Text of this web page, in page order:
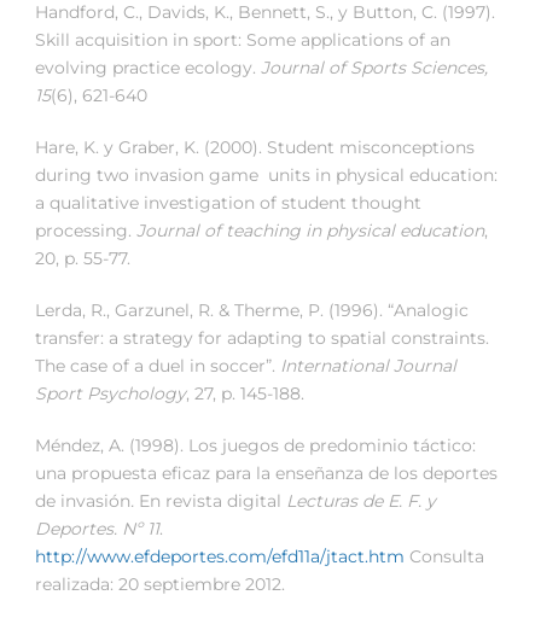
Handford, C., Davids, K., Bennett, S., y Button, C. (1997).
Skill acquisition in sport: Some applications of an
evolving practice ecology. Journal of Sports Sciences,
15(6), 621-640
Hare, K. y Graber, K. (2000). Student misconceptions
during two invasion game units in physical education:
a qualitative investigation of student thought
processing. Journal of teaching in physical education,
20, p. 55-77.
Lerda, R., Garzunel, R. & Therme, P. (1996). “Analogic
transfer: a strategy for adapting to spatial constraints.
The case of a duel in soccer”. International Journal
Sport Psychology, 27, p. 145-188.
Méndez, A. (1998). Los juegos de predominio táctico:
una propuesta eficaz para la enseñanza de los deportes
de invasión. En revista digital Lecturas de E. F. y
Deportes. Nº 11.
http://www.efdeportes.com/efd11a/jtact.htm Consulta
realizada: 20 septiembre 2012.